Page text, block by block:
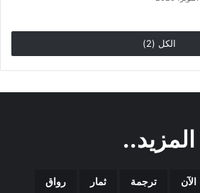
الكل (2)
المزيد..
الآن ترجمة ثمار رواق